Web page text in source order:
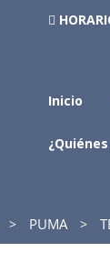
Inicio
PUMA